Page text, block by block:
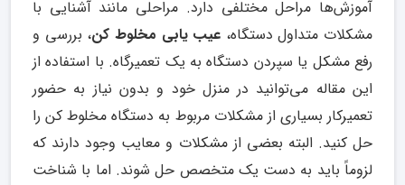
آموزش‌ها مراحل مختلفی دارد. مراحلی مانند آشنایی با
مشکلات متداول دستگاه، عیب یابی مخلوط کن، بررسی و
رفع مشکل یا سپردن دستگاه به یک تعمیرگاه. با استفاده از
این مقاله می‌توانید در منزل خود و بدون نیاز به حضور
تعمیرکار بسیاری از مشکلات مربوط به دستگاه مخلوط کن را
حل کنید. البته بعضی از مشکلات و معایب وجود دارند که
لزوماً باید به دست یک متخصص حل شوند. اما با شناخت